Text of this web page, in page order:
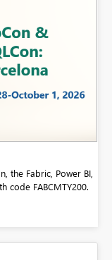
- Barcelona
definitely want to check
edition!